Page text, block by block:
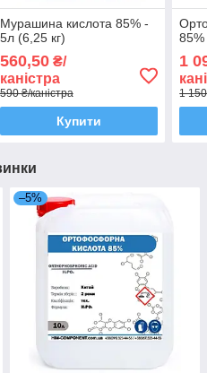
Мурашина кислота 85% -
5л (6,25 кг)
560,50₴/
каністра
590 ₴/каністра
Купити
85%
1
1
–5%